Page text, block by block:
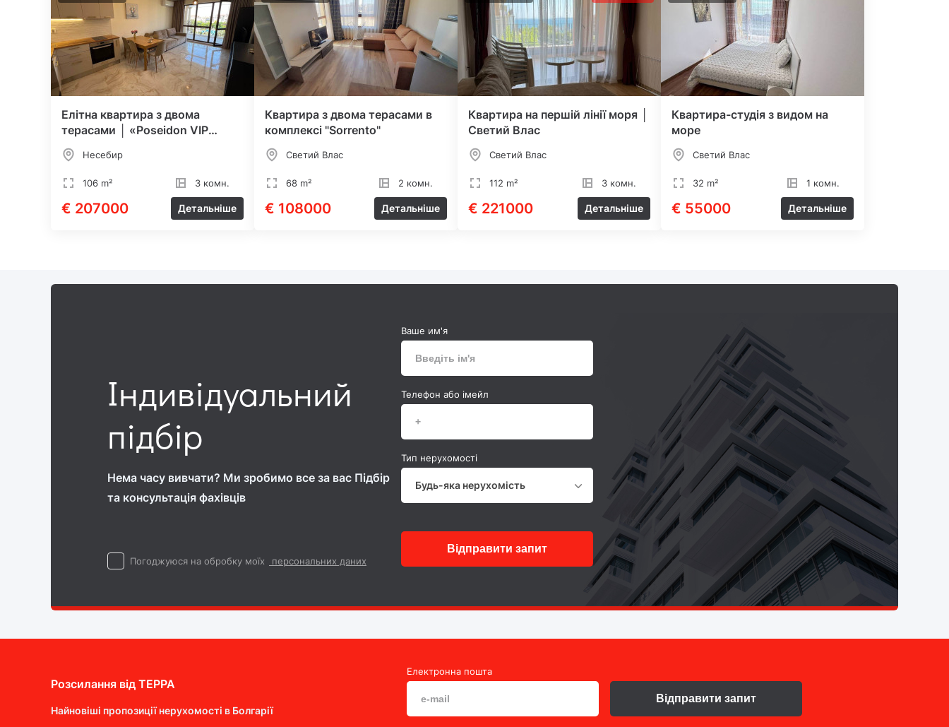
Елітна квартира з двома
терасами │ «Poseidon VIP
Residence»
Несебир
106 m² 3 комн.
€ 207000 Детальніше
Квартира з двома терасами в
комплексі "Sorrento"
Светий Влас
68 m² 2 комн.
€ 108000 Детальніше
Квартира на першій лінії моря │
Светий Влас
Светий Влас
112 m² 3 комн.
€ 221000 Детальніше
Квартира-студія з видом на
море
Светий Влас
32 m² 1 комн.
€ 55000 Детальніше
Індивідуальний
підбір
Нема часу вивчати? Ми зробимо все за вас Підбір
та консультація фахівців
Ваше им'я
Телефон або імейл
Тип нерухомості
Будь-яка нерухомість
Відправити запит
Погоджуюся на обробку моїх персональних даних
Розсилання від ТEPPA
Найновіші пропозиції нерухомості в Болгарії
Електронна пошта
Відправити запит